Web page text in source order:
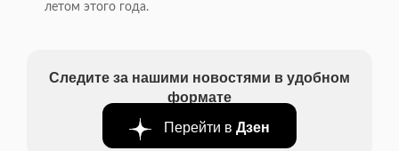
летом этого года.
Следите за нашими новостями в удобном
формате
Перейти в Дзен